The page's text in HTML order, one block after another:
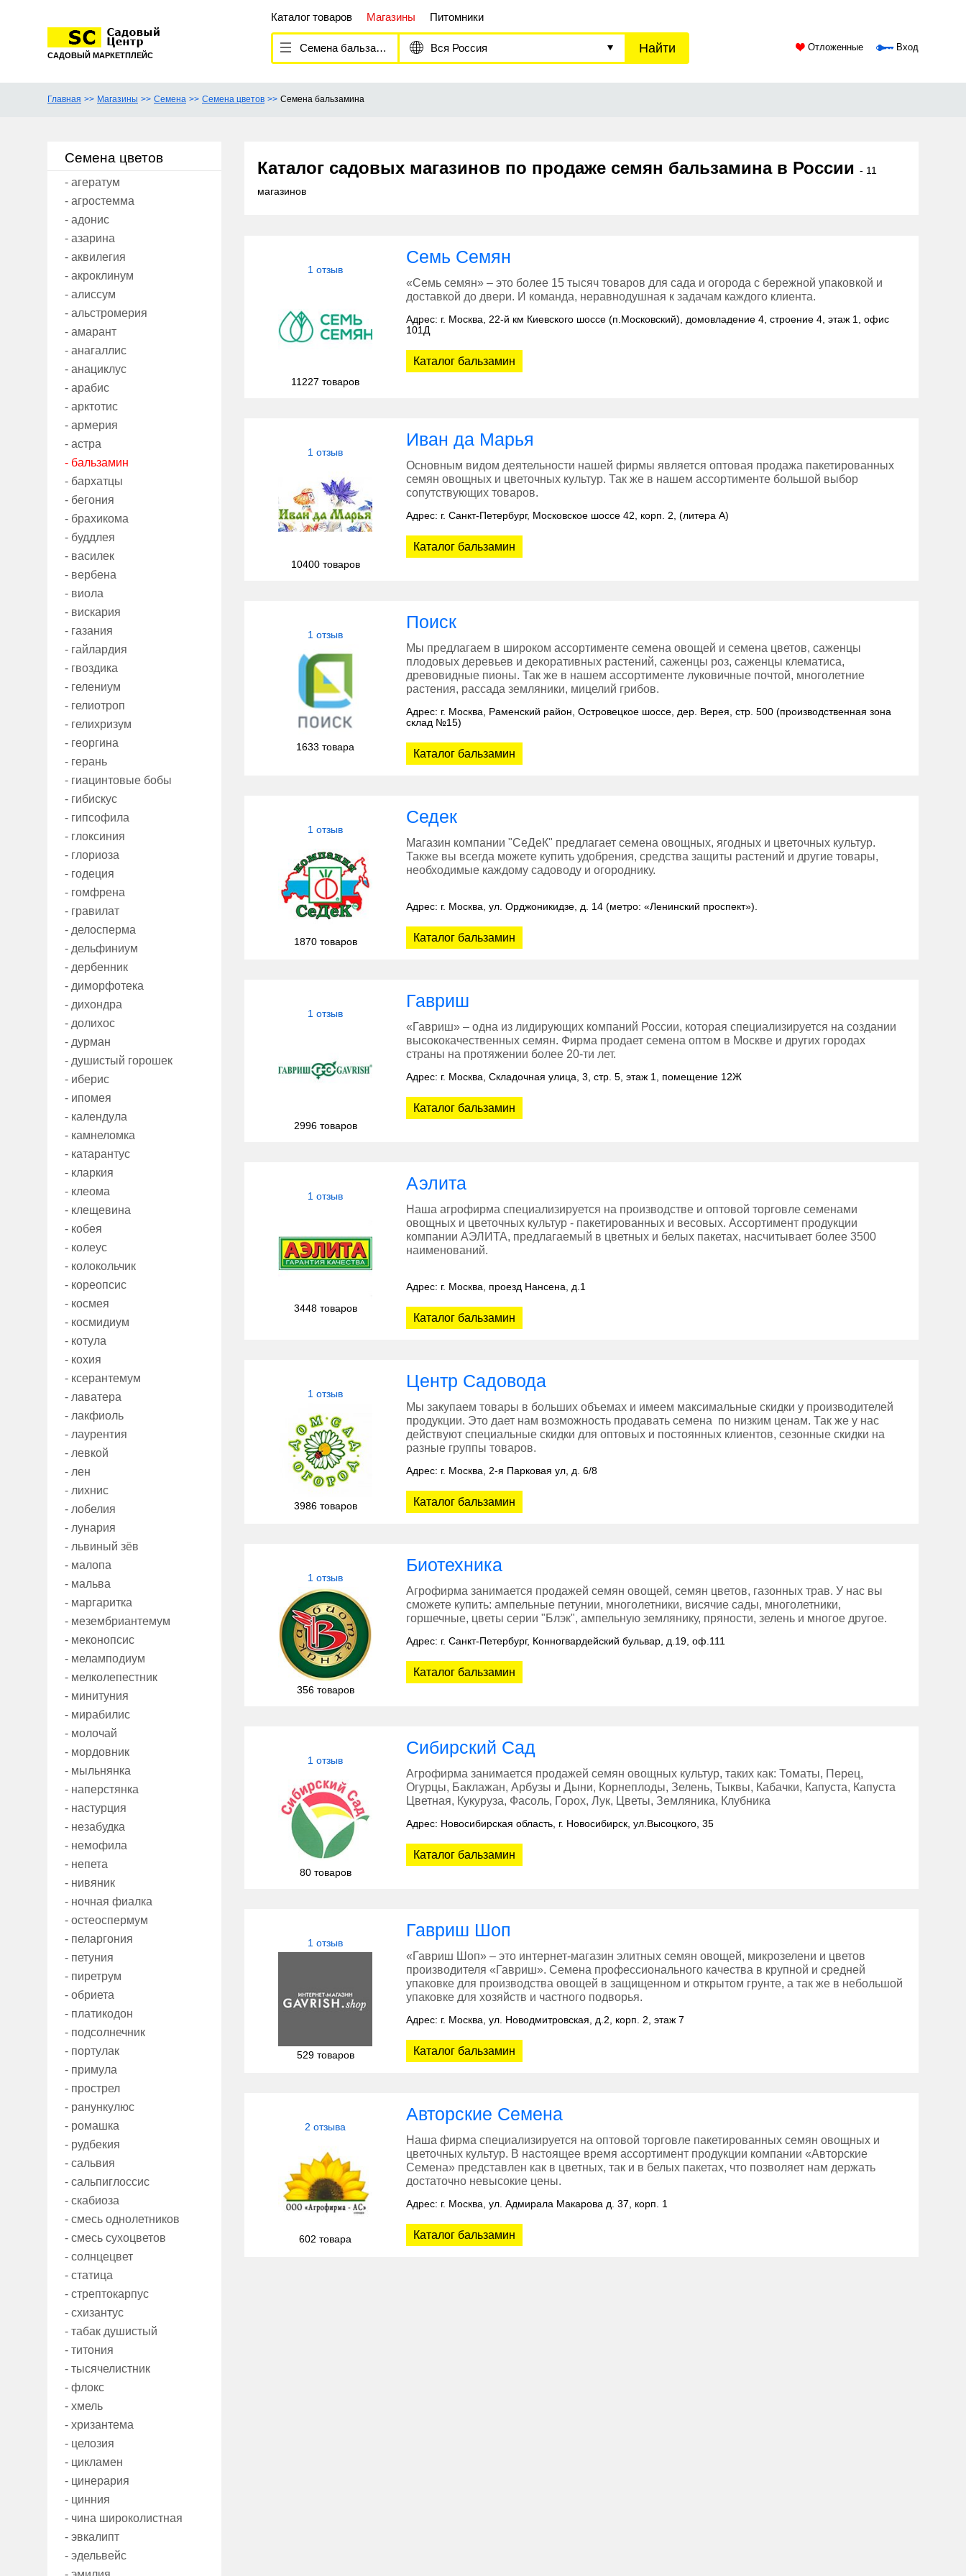
САДОВЫЙ МАРКЕТПЛЕЙС
Каталог товаров Магазины Питомники
Семена бальзамина Вся Россия Найти Отложенные Вход
Главная Магазины Семена Семена цветов Семена бальзамина
Семена цветов
- агератум
- агростемма
- адонис
- азарина
- аквилегия
- акроклинум
- алиссум
- альстромерия
- амарант
- анагаллис
- анациклус
- арабис
- арктотис
- армерия
- астра
- бальзамин
- бархатцы
- бегония
- брахикома
- буддлея
- василек
- вербена
- виола
- вискария
- газания
- гайлардия
- гвоздика
- гелениум
- гелиотроп
- гелихризум
- георгина
- герань
- гиацинтовые бобы
- гибискус
- гипсофила
- глоксиния
- глориоза
- годеция
- гомфрена
- гравилат
- делосперма
- дельфиниум
- дербенник
- диморфотека
- дихондра
- долихос
- дурман
- душистый горошек
- иберис
- ипомея
- календула
- камнеломка
- катарантус
- кларкия
- клеома
- клещевина
- кобея
- колеус
- колокольчик
- кореопсис
- космея
- космидиум
- котула
- кохия
- ксерантемум
- лаватера
- лакфиоль
- лаурентия
- левкой
- лен
- лихнис
- лобелия
- лунария
- львиный зёв
- малопа
- мальва
- маргаритка
- мезембриантемум
- меконопсис
- меламподиум
- мелколепестник
- минитуния
- мирабилис
- молочай
- мордовник
- мыльнянка
- наперстянка
- настурция
- незабудка
- немофила
- непета
- нивяник
- ночная фиалка
- остеоспермум
- пеларгония
- петуния
- пиретрум
- обриета
- платикодон
- подсолнечник
- портулак
- примула
- прострел
- ранункулюс
- ромашка
- рудбекия
- сальвия
- сальпиглоссис
- скабиоза
- смесь однолетников
- смесь сухоцветов
- солнцецвет
- статица
- стрептокарпус
- схизантус
- табак душистый
- титония
- тысячелистник
- флокс
- хмель
- хризантема
- целозия
- цикламен
- цинерария
- цинния
- чина широколистная
- эвкалипт
- эдельвейс
Каталог садовых магазинов по продаже семян бальзамина в России - 11
магазинов
1 отзыв
11227 товаров
Семь Семян
«Семь семян» – это более 15 тысяч товаров для сада и огорода с бережной упаковкой и
доставкой до двери. И команда, неравнодушная к задачам каждого клиента.
Адрес: г. Москва, 22-й км Киевского шоссе (п.Московский), домовладение 4, строение 4, этаж 1, офис
101Д
Каталог бальзамин
1 отзыв
10400 товаров
Иван да Марья
Основным видом деятельности нашей фирмы является оптовая продажа пакетированных
семян овощных и цветочных культур. Так же в нашем ассортименте большой выбор
сопутствующих товаров.
Адрес: г. Санкт-Петербург, Московское шоссе 42, корп. 2, (литера А)
Каталог бальзамин
1 отзыв
1633 товара
Поиск
Мы предлагаем в широком ассортименте семена овощей и семена цветов, саженцы
плодовых деревьев и декоративных растений, саженцы роз, саженцы клематиса,
древовидные пионы. Так же в нашем ассортименте луковичные почтой, многолетние
растения, рассада земляники, мицелий грибов.
Адрес: г. Москва, Раменский район, Островецкое шоссе, дер. Верея, стр. 500 (производственная зона
склад №15)
Каталог бальзамин
1 отзыв
1870 товаров
Седек
Магазин компании "СеДеК" предлагает семена овощных, ягодных и цветочных культур.
Также вы всегда можете купить удобрения, средства защиты растений и другие товары,
необходимые каждому садоводу и огороднику.
Адрес: г. Москва, ул. Орджоникидзе, д. 14 (метро: «Ленинский проспект»).
Каталог бальзамин
1 отзыв
2996 товаров
Гавриш
«Гавриш» – одна из лидирующих компаний России, которая специализируется на создании
высококачественных семян. Фирма продает семена оптом в Москве и других городах
страны на протяжении более 20-ти лет.
Адрес: г. Москва, Складочная улица, 3, стр. 5, этаж 1, помещение 12Ж
Каталог бальзамин
1 отзыв
3448 товаров
Аэлита
Наша агрофирма специализируется на производстве и оптовой торговле семенами
овощных и цветочных культур - пакетированных и весовых. Ассортимент продукции
компании АЭЛИТА, предлагаемый в цветных и белых пакетах, насчитывает более 3500
наименований.
Адрес: г. Москва, проезд Нансена, д.1
Каталог бальзамин
1 отзыв
3986 товаров
Центр Садовода
Мы закупаем товары в больших объемах и имеем максимальные скидки у производителей
продукции. Это дает нам возможность продавать семена по низким ценам. Так же у нас
действуют специальные скидки для оптовых и постоянных клиентов, сезонные скидки на
разные группы товаров.
Адрес: г. Москва, 2-я Парковая ул, д. 6/8
Каталог бальзамин
1 отзыв
356 товаров
Биотехника
Агрофирма занимается продажей семян овощей, семян цветов, газонных трав. У нас вы
сможете купить: ампельные петунии, многолетники, висячие сады, многолетники,
горшечные, цветы серии "Блэк", ампельную землянику, пряности, зелень и многое другое.
Адрес: г. Санкт-Петербург, Конногвардейский бульвар, д.19, оф.111
Каталог бальзамин
1 отзыв
80 товаров
Сибирский Сад
Агрофирма занимается продажей семян овощных культур, таких как: Томаты, Перец,
Огурцы, Баклажан, Арбузы и Дыни, Корнеплоды, Зелень, Тыквы, Кабачки, Капуста, Капуста
Цветная, Кукуруза, Фасоль, Горох, Лук, Цветы, Земляника, Клубника
Адрес: Новосибирская область, г. Новосибирск, ул.Высоцкого, 35
Каталог бальзамин
1 отзыв
529 товаров
Гавриш Шоп
«Гавриш Шоп» – это интернет-магазин элитных семян овощей, микрозелени и цветов
производителя «Гавриш». Семена профессионального качества в крупной и средней
упаковке для производства овощей в защищенном и открытом грунте, а так же в небольшой
упаковке для хозяйств и частного подворья.
Адрес: г. Москва, ул. Новодмитровская, д.2, корп. 2, этаж 7
Каталог бальзамин
2 отзыва
602 товара
Авторские Семена
Наша фирма специализируется на оптовой торговле пакетированных семян овощных и
цветочных культур. В настоящее время ассортимент продукции компании «Авторские
Семена» представлен как в цветных, так и в белых пакетах, что позволяет нам держать
достаточно невысокие цены.
Адрес: г. Москва, ул. Адмирала Макарова д. 37, корп. 1
Каталог бальзамин